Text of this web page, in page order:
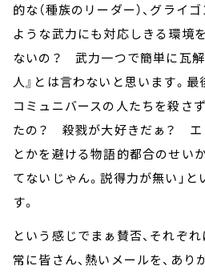
的な（種族のリーダー）、グライ
ような武力にも対応しきる環境
ないの？ 武力一つで簡単に瓦
人』とは言わないと思います。
コミュニバースの人たちを殺さ
たの？ 殺戮が大好きだぁ？ エ
とかを避ける物語的都合のせい
てないじゃん。説得力が無い」と
す。
という感じでまぁ賛否、それぞ
常に皆さん、熱いメールを、あり